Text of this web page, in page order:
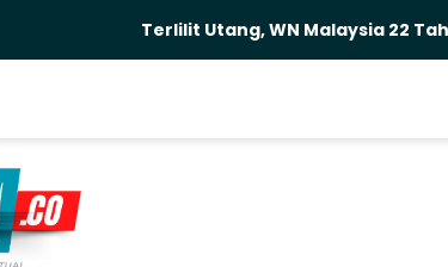
Terlilit Utang, WN Malaysia 22 Tahun Nekat